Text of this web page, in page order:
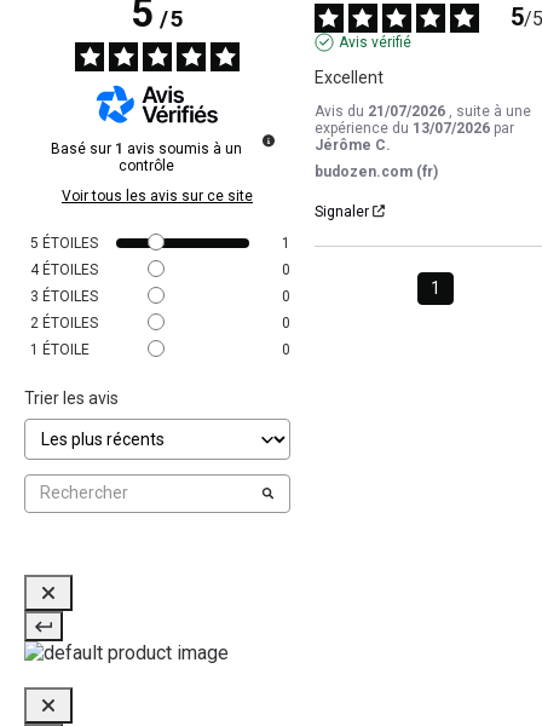
5/5
Basé sur 1 avis soumis à un
contrôle
Voir tous les avis sur ce site
5 ÉTOILES
1
4ÉTOILES
0
3 ÉTOILES
0
2 ÉTOILES
0
1 ÉTOILE 0
Trier les avis
5/5
Avis vérifié
Excellent
Avis du 21/07/2026
, suite à une
expérience du 13/07/2026 par
Jérôme C.
budozen.com (fr)
Signaler
1